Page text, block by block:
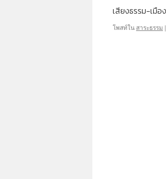
เสียงธรรม-เมื
โพสท์ใน สาระธรรม |